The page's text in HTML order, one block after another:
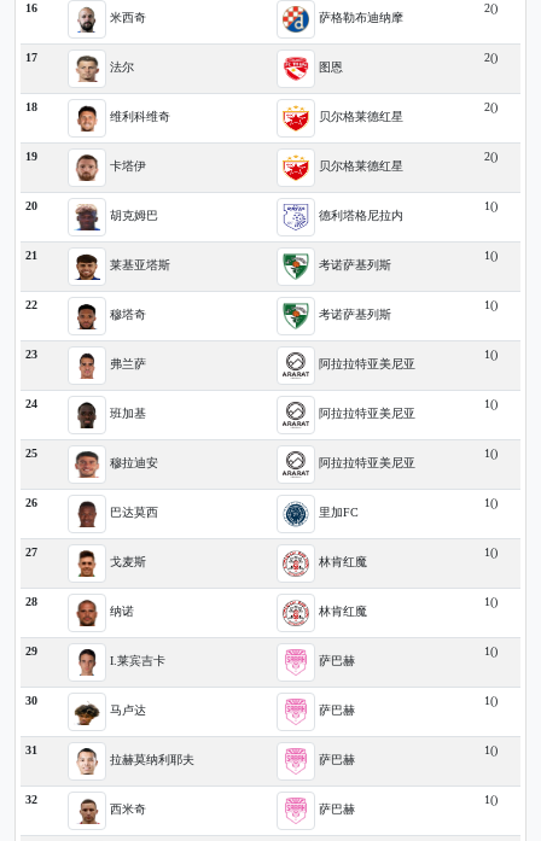
16
米西奇 萨格勒布迪纳摩
2()
17
法尔 图恩
2()
18
维利科维奇 贝尔格莱德红星
2()
19
卡塔伊 贝尔格莱德红星
2()
20
胡克姆巴 德利塔格尼拉内
1()
21
莱基亚塔斯 考诺萨基列斯
1()
22
穆塔奇 考诺萨基列斯
1()
23
弗兰萨 阿拉拉特亚美尼亚
1()
24
班加基 阿拉拉特亚美尼亚
1()
25
穆拉迪安 阿拉拉特亚美尼亚
1()
26
巴达莫西 里加FC
1()
27
戈麦斯 林肯红魔
1()
28
纳诺 林肯红魔
1()
29
I.莱宾吉卡 萨巴赫
1()
30
马卢达 萨巴赫
1()
31
拉赫莫纳利耶夫 萨巴赫
1()
32
西米奇 萨巴赫
1()